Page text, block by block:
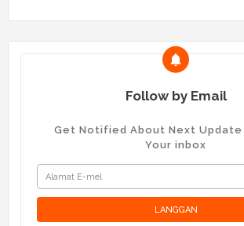
Follow by Email
Get Notified About Next
Your inbox